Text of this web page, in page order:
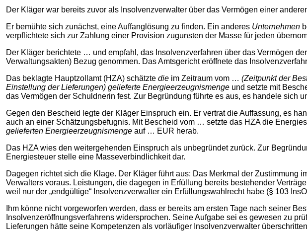
Der Kläger war bereits zuvor als Insolvenzverwalter über das Vermögen einer
Er bemühte sich zunächst, eine Auffanglösung zu finden. Ein anderes Unternehmen
verpflichtete sich zur Zahlung einer Provision zugunsten der Masse für jeden
Der Kläger berichtete … und empfahl, das Insolvenzverfahren über das Vermögen
Verwaltungsakten) Bezug genommen. Das Amtsgericht eröffnete das
Das beklagte Hauptzollamt (HZA) schätzte die im Zeitraum vom … (Zeitpunkt der
Einstellung der Lieferungen) gelieferte Energieerzeugnismenge und setzte mit
das Vermögen der Schuldnerin fest. Zur Begründung führte es aus, es handele sich
Gegen den Bescheid legte der Kläger Einspruch ein. Er vertrat die Auffassung, es
auch an einer Schätzungsbefugnis. Mit Bescheid vom … setzte das HZA die
gelieferten Energieerzeugnismenge auf … EUR herab.
Das HZA wies den weitergehenden Einspruch als unbegründet zurück. Zur
Energiesteuer stelle eine Masseverbindlichkeit dar.
Dagegen richtet sich die Klage. Der Kläger führt aus: Das Merkmal der Zustimmung
Verwalters voraus. Leistungen, die dagegen in Erfüllung bereits bestehender
weil nur der „endgültige“ Insolvenzverwalter ein Erfüllungswahlrecht habe (§ 103
Ihm könne nicht vorgeworfen werden, dass er bereits am ersten Tage nach seiner
Insolvenzeröffnungsverfahrens widersprochen. Seine Aufgabe sei es gewesen zu
Lieferungen hätte seine Kompetenzen als vorläufiger Insolvenzverwalter